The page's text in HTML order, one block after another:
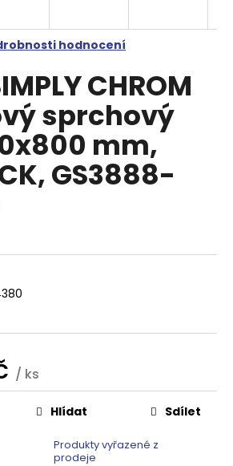
hodnocení
CHROM
sprchový
mm,
GS3888-
/ ks
Produkty vyřazené z
prodeje
Hlídat Sdílet
HLEDAT